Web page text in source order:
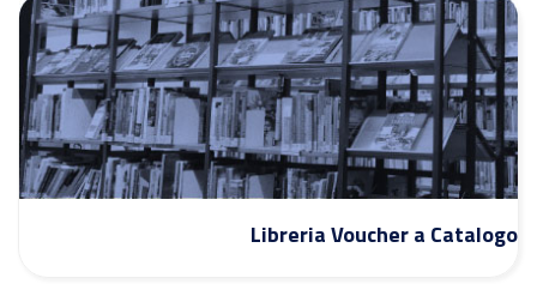
Libreria Voucher a Catalogo